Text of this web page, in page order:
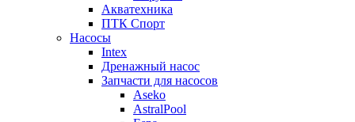
Акватехника
ПТК Спорт
Насосы
Intex
Дренажный насос
Запчасти для насосов
Aseko
AstralPool